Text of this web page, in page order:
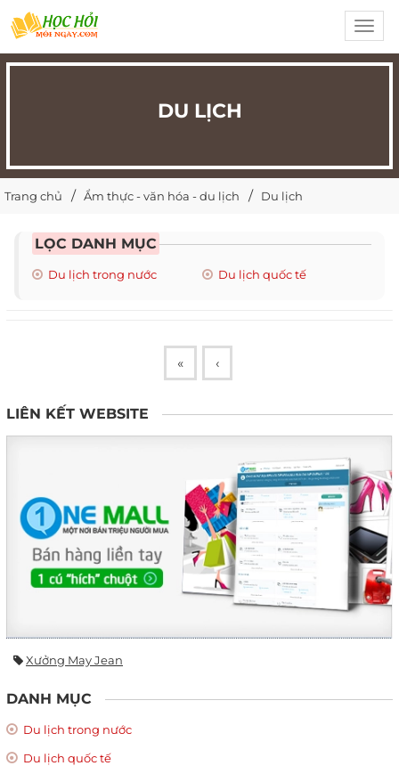
DU LỊCH
Trang chủ Ẩm thực - văn hóa - du lịch Du lịch
LỌC DANH MỤC
Du lịch trong nước Du lịch quốc tế
« ‹
LIÊN KẾT WEBSITE
Xưởng May Jean
DANH MỤC
Du lịch trong nước
Du lịch quốc tế